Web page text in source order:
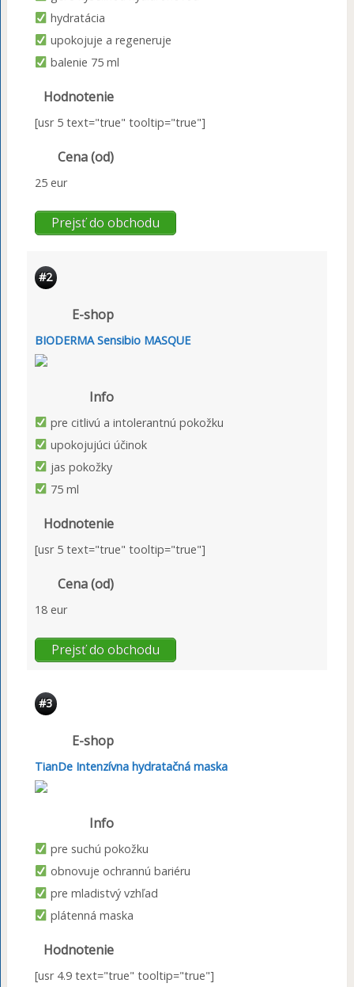
hydratácia
upokojuje a regeneruje
balenie 75 ml
Hodnotenie
[usr 5 text="true" tooltip="true"]
Cena (od)
25 eur
Prejsť do obchodu
#2
E-shop
BIODERMA Sensibio MASQUE
Info
pre citlivú a intolerantnú pokožku
upokojujúci účinok
jas pokožky
75 ml
Hodnotenie
[usr 5 text="true" tooltip="true"]
Cena (od)
18 eur
Prejsť do obchodu
#3
E-shop
TianDe Intenzívna hydratačná maska
Info
pre suchú pokožku
obnovuje ochrannú bariéru
pre mladistvý vzhľad
plátenná maska
Hodnotenie
[usr 4.9 text="true" tooltip="true"]